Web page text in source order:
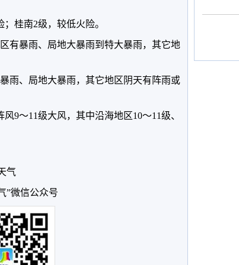
桂南2级，较低火险。
有暴雨、局地大暴雨到特大暴雨，其它地
雨、局地大暴雨，其它地区阴天有阵雨或
9～11级大风，其中沿海地区10～11级、
气
”微信公众号